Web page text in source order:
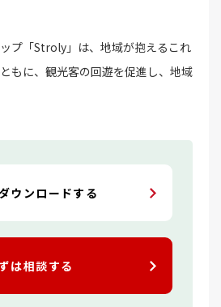
プ「Stroly」は、地域が抱えるこれ
もに、観光客の回遊を促進し、地域
ウンロードする
は相談する